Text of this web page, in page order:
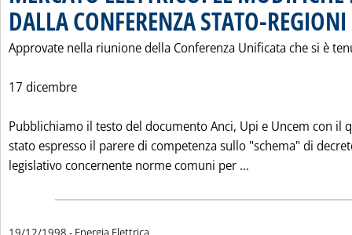
DALLA CONFERENZA STATO-REGIONI
Approvate nella riunione della Conferenza Unificata che si è
17 dicembre
Pubblichiamo il testo del documento Anci, Upi e Uncem con il
stato espresso il parere di competenza sullo "schema" di
legislativo concernente norme comuni per ...